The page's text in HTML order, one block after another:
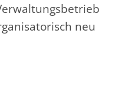
neu